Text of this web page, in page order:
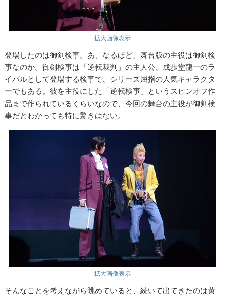
拡大画像表示
登場したのは御剣検事。あ、なるほど、舞台版の主役は御剣検
事なのか。御剣検事は「逆転裁判」の主人公、成歩堂龍一のラ
イバルとして登場する検事で、シリーズ屈指の人気キャラクタ
ーでもある。彼を主役にした「逆転検事」というスピンオフ作
品まで作られているくらいなので、今回の舞台の主役が御剣検
事だとわかっても特に驚きはない。
拡大画像表示
そんなことを考えながら眺めていると、続いて出てきたのは黄